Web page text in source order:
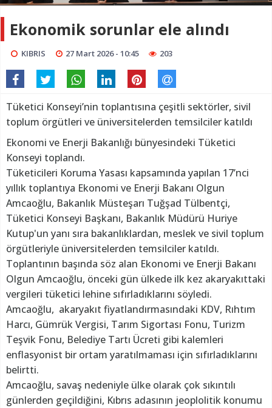
Ekonomik sorunlar ele alındı
KIBRIS 27 Mart 2026 - 10:45 203
Tüketici Konseyi’nin toplantısına çeşitli sektörler, sivil
toplum örgütleri ve üniversitelerden temsilciler katıldı
Ekonomi ve Enerji Bakanlığı bünyesindeki Tüketici
Konseyi toplandı.
Tüketicileri Koruma Yasası kapsamında yapılan 17’nci
yıllık toplantıya Ekonomi ve Enerji Bakanı Olgun
Amcaoğlu, Bakanlık Müsteşarı Tuğşad Tülbentçi,
Tüketici Konseyi Başkanı, Bakanlık Müdürü Huriye
Kutup'un yanı sıra bakanlıklardan, meslek ve sivil toplum
örgütleriyle üniversitelerden temsilciler katıldı.
Toplantının başında söz alan Ekonomi ve Enerji Bakanı
Olgun Amcaoğlu, önceki gün ülkede ilk kez akaryakıttaki
vergileri tüketici lehine sıfırladıklarını söyledi.
Amcaoğlu, akaryakıt fiyatlandırmasındaki KDV, Rıhtım
Harcı, Gümrük Vergisi, Tarım Sigortası Fonu, Turizm
Teşvik Fonu, Belediye Tartı Ücreti gibi kalemleri
enflasyonist bir ortam yaratılmaması için sıfırladıklarını
belirtti.
Amcaoğlu, savaş nedeniyle ülke olarak çok sıkıntılı
günlerden geçildiğini, Kıbrıs adasının jeoplolitik konumu